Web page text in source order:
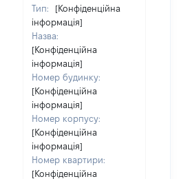
Тип:
[Конфіденційна
інформація]
Назва:
[Конфіденційна
інформація]
Номер будинку:
[Конфіденційна
інформація]
Номер корпусу:
[Конфіденційна
інформація]
Номер квартири:
[Конфіденційна